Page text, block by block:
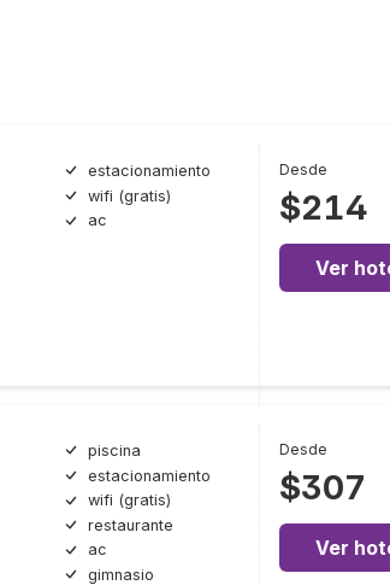
estacionamiento
wifi (gratis)
ac
Desde
$214
Ver
piscina
estacionamiento
wifi (gratis)
restaurante
ac
gimnasio
Desde
$307
Ver